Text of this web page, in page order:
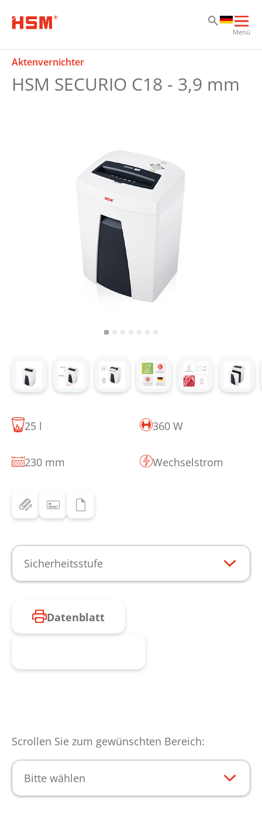
Menü
Aktenvernichter
HSM SECURIO C18 - 3,9 mm
25 l 360 W
230 mm Wechselstrom
Sicherheitsstufe
Datenblatt
Scrollen Sie zum gewünschten Bereich:
Bitte wählen